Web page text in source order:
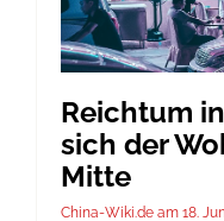
Reichtum
sich der
Mitte
China-Wiki.de 18.